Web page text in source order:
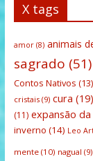
X tags
amor(8) animais
sagrado (51)
Contos Nativos (13)
cristais(9) cura (19)
(11) expansão da
inverno (14) Leo
mente(10) nagual (9)